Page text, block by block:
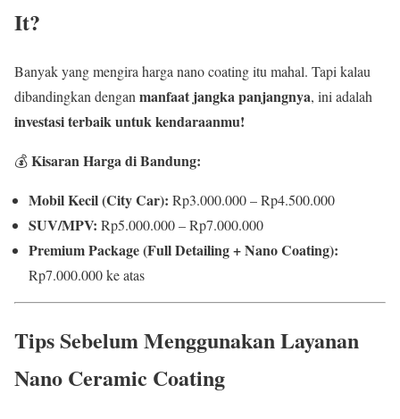
It?
Banyak yang mengira harga nano coating itu mahal. Tapi kalau
dibandingkan dengan manfaat jangka panjangnya, ini adalah
investasi terbaik untuk kendaraanmu!
💰Kisaran Harga di Bandung:
Mobil Kecil (City Car): Rp3.000.000 – Rp4.500.000
SUV/MPV: Rp5.000.000 – Rp7.000.000
Premium Package (Full Detailing + Nano Coating):
Rp7.000.000 ke atas
Tips Sebelum Menggunakan Layanan
Nano Ceramic Coating